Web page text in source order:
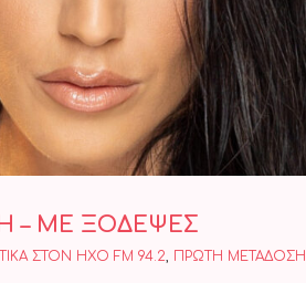
– ΜΕ ΞΟΔΕΨΕΣ
– ΜΕ ΞΟΔΕΨΕΣ
ΣΤΟΝ ΗΧΟ FM 94.2, ΠΡΩΤΗ ΜΕΤΑΔΟΣΗ